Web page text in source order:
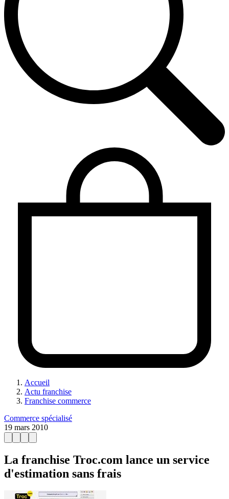
Accueil
Actu franchise
Franchise commerce
Commerce spécialisé
19 mars 2010
La franchise Troc.com lance un service
d'estimation sans frais